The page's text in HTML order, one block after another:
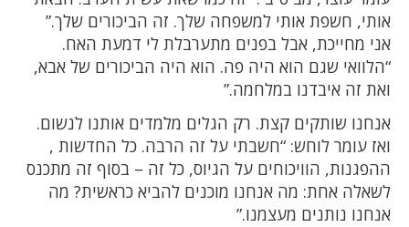
אותי, חשפת אותי למשפחה שלך. זה הביכורים שלך.”
אני מחייכת, אבל בפנים מתערבלת לי דמעת האח.
“הלוואי שגם הוא היה פה. הוא היה הביכורים של אבא,
ואת זה איבדנו במלחמה.”
אנחנו שותקים קצת. רק הגלים מלמדים אותנו לנשום.
ואז עומר לוחש: “חשבתי על זה הרבה. כל החדשות ,
ההפגנות, הוויכוחים על הגיוס, כל זה – בסוף זה מתכנס
לשאלה אחת: מה אנחנו מוכנים להביא כראשית? מה
אנחנו נותנים מעצמנו.”